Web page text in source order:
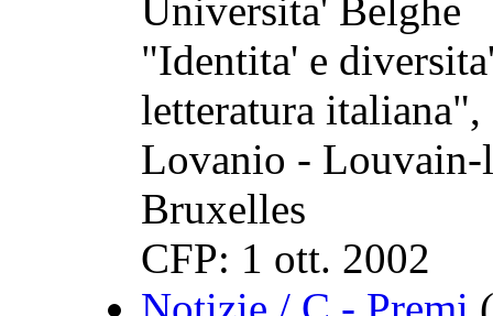
Universita' Belghe
"Identita' e
letteratura
Lovanio - Louvain-
Bruxelles
CFP: 1 ott. 2002